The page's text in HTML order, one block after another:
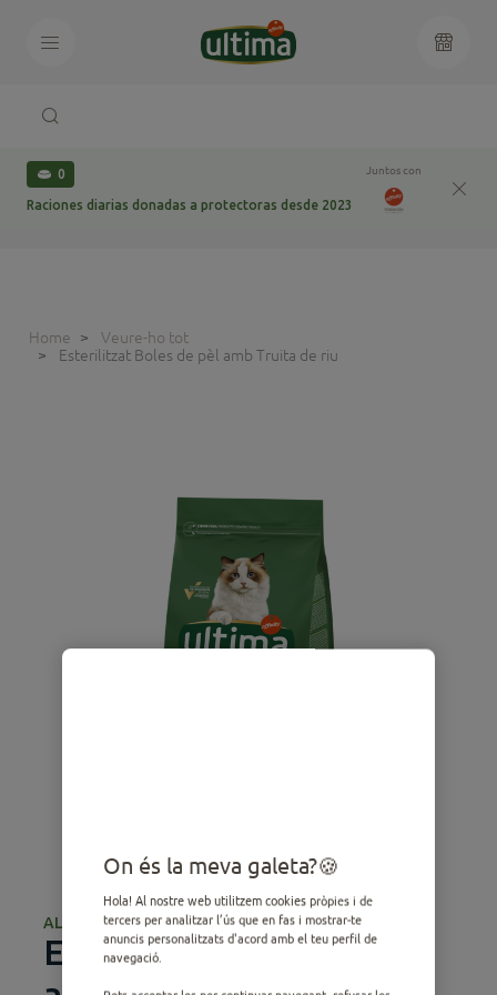
0
Raciones diarias donadas a protectoras desde 2023
Juntos con
Home
Veure-ho tot
Esterilitzat Boles de pèl amb Truita de riu
ALIMENTACIÓ SEC
Esterilitzat Boles de pèl
On és la meva galeta?
Hola! Al nostre web utilitzem cookies pròpies i de
tercers per analitzar l’ús que en fas i mostrar-te
anuncis personalitzats d'acord amb el teu perfil de
navegació.